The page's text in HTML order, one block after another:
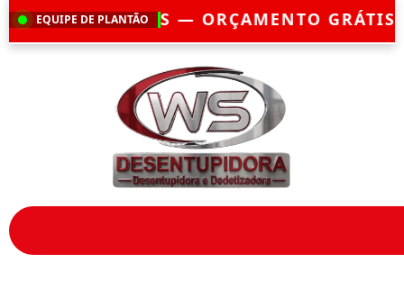
EQUIPE DE PLANTÃOGRÁTIS — EMERGÊNCIA?